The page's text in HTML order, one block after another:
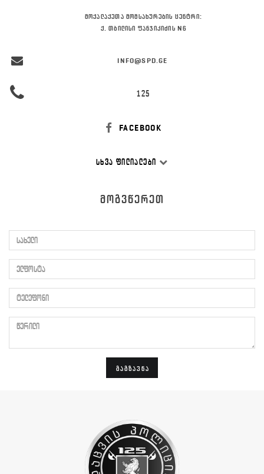
ᲛᲝᲥᲐᲚᲐᲥᲔᲗᲐ ᲛᲝᲛᲡᲐᲮᲣᲠᲔᲑᲘᲡ ᲪᲔᲜᲢᲠᲘ:
Ქ. ᲗᲑᲘᲚᲘᲡᲘ ᲤᲐᲜᲯᲘᲙᲘᲫᲘᲡ N6
INFO@SPD.GE
125
FACEBOOK
ᲡᲮᲕᲐ ᲤᲘᲚᲘᲐᲚᲔᲑᲘ
ᲛᲝᲒᲕᲬᲔᲠᲔᲗ
ᲒᲐᲒᲖᲐᲕᲜᲐ